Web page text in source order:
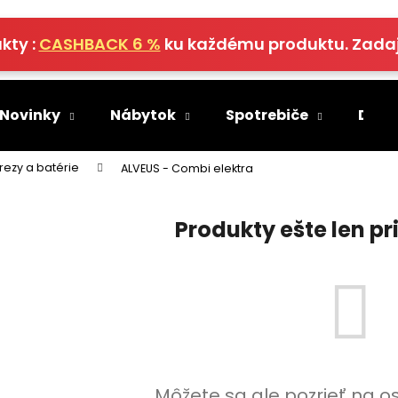
: CASHBACK 6 % ku každému produktu.
Nábytok Spotrebiče
a batérie ALVEUS - Combi elektra
Produkty ešte len
Odporúčame